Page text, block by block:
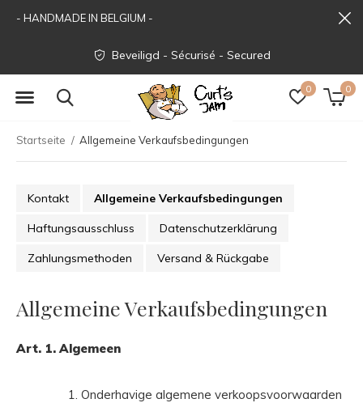
0 0
4 a 5 dagen - jours - days
- HANDMADE IN BELGIUM -
Startseite Allgemeine Verkaufsbedingungen
Kontakt Allgemeine Verkaufsbedingungen
Haftungsausschluss Datenschutzerklärung
Zahlungsmethoden Versand & Rückgabe
Allgemeine Verkaufsbedingungen
Art. 1. Algemeen
Onderhavige algemene verkoopsvoorwaarden